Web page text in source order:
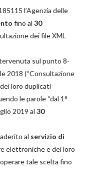
l’Agenzia delle
fino al 30
dei file XML
sul punto 8-
2018 (“Consultazione
loro duplicati
le parole “dal 1°
2019 al 30
al servizio di
elettroniche e dei loro
tale scelta fino